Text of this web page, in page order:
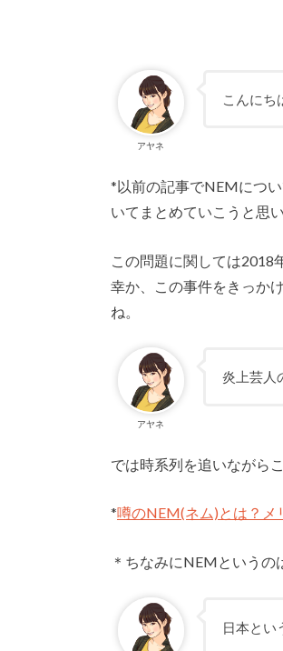
アヤネ
こんにち
*以前の記事でNEMにつ
いてまとめていこうと思い
この問題に関しては2018
幸か、この事件をきっか
ね。
アヤネ
炎上芸人
では時系列を追いながら
*噂のNEM(ネム)とは？メ
＊ちなみにNEMという
日本とい